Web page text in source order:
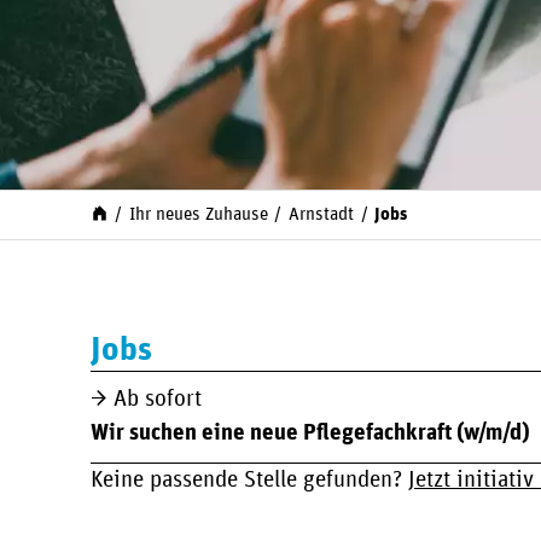
Ihr neues Zuhause Arnstadt Jobs
Jobs
Ab sofort
Wir suchen eine neue Pflegefachkraft (w/m/d)
Keine passende Stelle gefunden? Jetzt initiativ